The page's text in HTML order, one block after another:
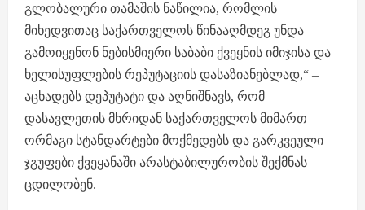
გლობალური თამაშის ნაწილია, რომლის
მიხედვითაც საქართველოს წინააღმდეგ უნდა
გამოიყენონ ნებისმიერი საბაბი ქვეყნის იმიჯისა და
ხელისუფლების რეპუტაციის დასაზიანებლად,“ –
აცხადებს დეპუტატი და აღნიშნავს, რომ
დასავლეთის მხრიდან საქართველოს მიმართ
ორმაგი სტანდარტები მოქმედებს და გარკვეული
ჯგუფები ქვეყანაში არასტაბილურობის შექმნას
ცდილობენ.